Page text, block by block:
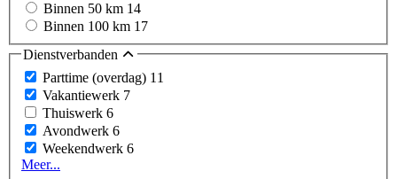
Binnen 50 km 14
Binnen 100 km 17
Dienstverbanden
Parttime (overdag) 11
Vakantiewerk 7
Thuiswerk 6
Avondwerk 6
Weekendwerk 6
Meer...